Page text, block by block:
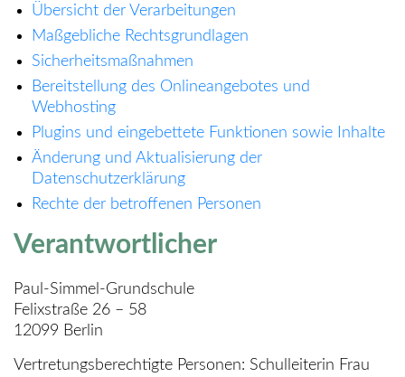
Übersicht der Verarbeitungen
Maßgebliche Rechtsgrundlagen
Sicherheitsmaßnahmen
Bereitstellung des Onlineangebotes und
Webhosting
Plugins und eingebettete Funktionen sowie Inhalte
Änderung und Aktualisierung der
Datenschutzerklärung
Rechte der betroffenen Personen
Verantwortlicher
Paul-Simmel-Grundschule
Felixstraße 26 – 58
12099 Berlin
Vertretungsberechtigte Personen: Schulleiterin Frau